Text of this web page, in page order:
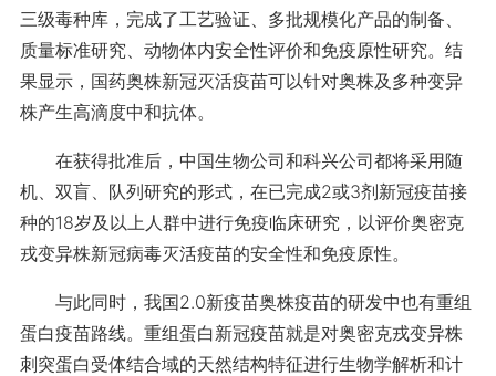
三级毒种库，完成了工艺验证、多批规模化产品的制备、
质量标准研究、动物体内安全性评价和免疫原性研究。结
果显示，国药奥株新冠灭活疫苗可以针对奥株及多种变异
株产生高滴度中和抗体。
在获得批准后，中国生物公司和科兴公司都将采用随
机、双盲、队列研究的形式，在已完成2或3剂新冠疫苗接
种的18岁及以上人群中进行免疫临床研究，以评价奥密克
戎变异株新冠病毒灭活疫苗的安全性和免疫原性。
与此同时，我国2.0新疫苗奥株疫苗的研发中也有重组
蛋白疫苗路线。重组蛋白新冠疫苗就是对奥密克戎变异株
刺突蛋白受体结合域的天然结构特征进行生物学解析和计